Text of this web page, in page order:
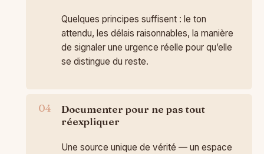
Quelques principes suffisent : le ton
attendu, les délais raisonnables, la manière
de signaler une urgence réelle pour qu’elle
se distingue du reste.
Documenter pour ne pas tout
réexpliquer
Une source unique de vérité — un espace